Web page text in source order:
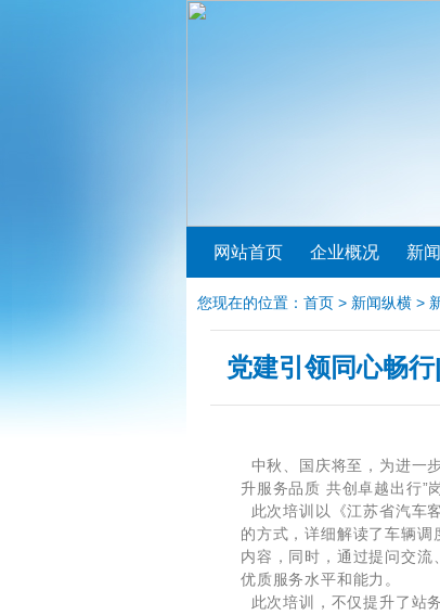
网站首页 企业概况 新
您现在的位置： 首页 > 新闻纵横 >
党建引领同心畅
中秋、国庆将至，为进一
升服务品质 共创卓越出行”
此次培训以《江苏省汽车
的方式，详细解读了车辆
内容，同时，通过提问交
优质服务水平和能力。
此次培训，不仅提升了站